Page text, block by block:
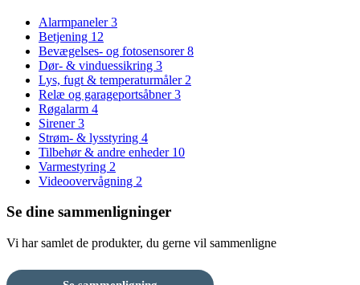
Alarmpaneler3
Betjening 12
Bevægelses- og fotosensorer8
Dør- & vinduessikring 3
Lys, fugt & temperaturmåler 2
Relæ og garageportsåbner3
Røgalarm 4
Sirener3
Strøm- & lysstyring 4
Tilbehør & andre enheder 10
Varmestyring 2
Videoovervågning 2
Se dine sammenligninger
Vi har samlet de produkter, du gerne vil sammenligne